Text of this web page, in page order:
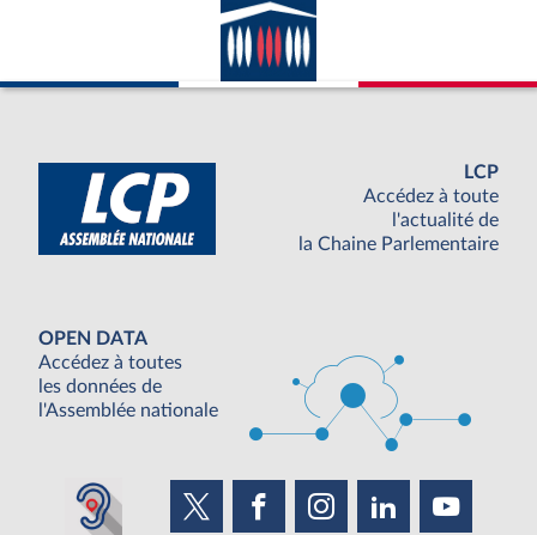
LCP
Accédez à toute
l'actualité de
la Chaine Parlementaire
OPEN DATA
Accédez à toutes
les données de
l'Assemblée nationale